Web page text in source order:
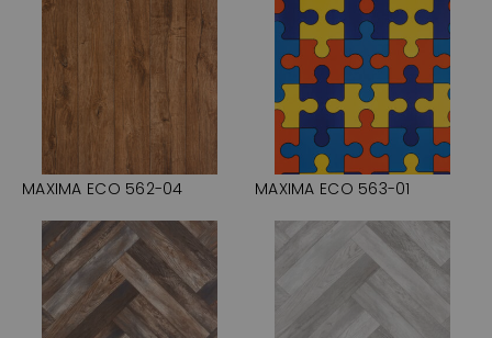
MAXIMA ECO 562-04 MAXIMA ECO 563-01